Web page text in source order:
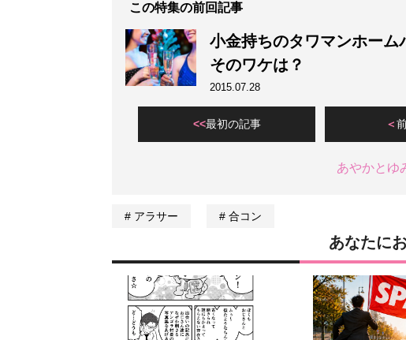
この特集の前回記事
小金持ちのタワマンホーム
そのワケは？
2015.07.28
最初の記事
あやかとゆ
アラサー 合コン
あなたに